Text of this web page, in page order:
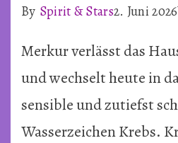
By Spirit & Stars2. Juni 2026
Merkur verlässt das
und wechselt heute in
sensible und zutiefst
Wasserzeichen Krebs.